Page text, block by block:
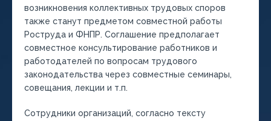
возникновения коллективных трудовых споров
также станут предметом совместной работы
Роструда и ФНПР. Соглашение предполагает
совместное консультирование работников и
работодателей по вопросам трудового
законодательства через совместные семинары,
совещания, лекции и т.п.
Сотрудники организаций, согласно тексту